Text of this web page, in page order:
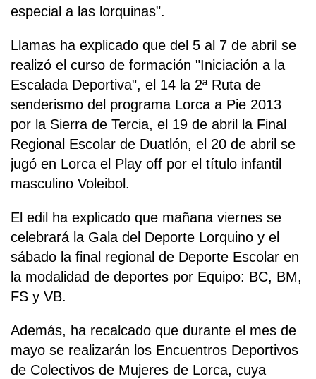
especial a las lorquinas".
Llamas ha explicado que del 5 al 7 de abril se
realizó el curso de formación "Iniciación a la
Escalada Deportiva", el 14 la 2ª Ruta de
senderismo del programa Lorca a Pie 2013
por la Sierra de Tercia, el 19 de abril la Final
Regional Escolar de Duatlón, el 20 de abril se
jugó en Lorca el Play off por el título infantil
masculino Voleibol.
El edil ha explicado que mañana viernes se
celebrará la Gala del Deporte Lorquino y el
sábado la final regional de Deporte Escolar en
la modalidad de deportes por Equipo: BC, BM,
FS y VB.
Además, ha recalcado que durante el mes de
mayo se realizarán los Encuentros Deportivos
de Colectivos de Mujeres de Lorca, cuya